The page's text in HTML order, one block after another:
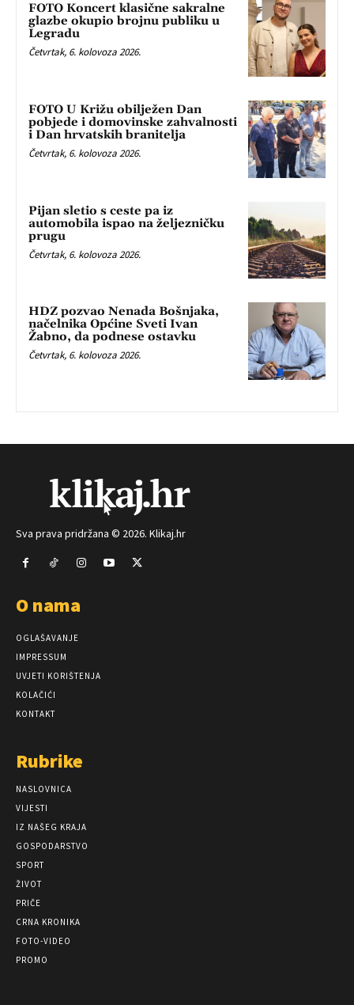
FOTO Koncert klasične sakralne
glazbe okupio brojnu publiku u
Legradu
Četvrtak, 6. kolovoza 2026.
FOTO U Križu obilježen Dan
pobjede i domovinske zahvalnosti
i Dan hrvatskih branitelja
Četvrtak, 6. kolovoza 2026.
Pijan sletio s ceste pa iz
automobila ispao na željezničku
prugu
Četvrtak, 6. kolovoza 2026.
HDZ pozvao Nenada Bošnjaka,
načelnika Općine Sveti Ivan
Žabno, da podnese ostavku
Četvrtak, 6. kolovoza 2026.
Sva prava pridržana © 2026. Klikaj.hr
O nama
OGLAŠAVANJE
IMPRESSUM
UVJETI KORIŠTENJA
KOLAČIĆI
KONTAKT
Rubrike
NASLOVNICA
VIJESTI
IZ NAŠEG KRAJA
GOSPODARSTVO
SPORT
ŽIVOT
PRIČE
CRNA KRONIKA
FOTO-VIDEO
PROMO